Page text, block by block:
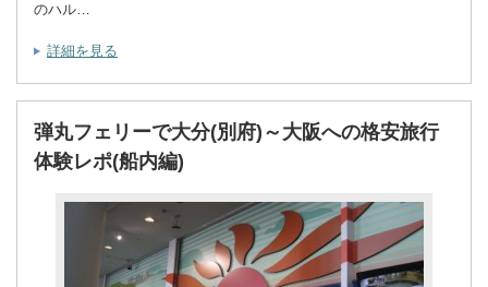
のハル…
詳細を見る
弾丸フェリーで大分(別府)～大阪への格安旅行
体験レポ(船内編)